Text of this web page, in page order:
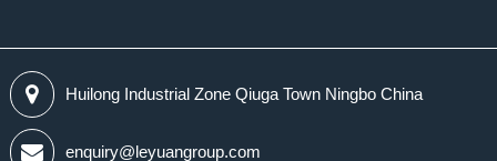
Huilong Industrial Zone Qiuga Town Ningbo China
enquiry@leyuangroup.com